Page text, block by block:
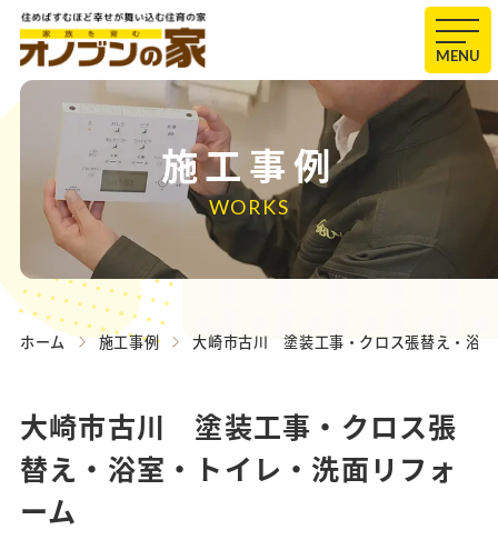
MENU
施工事例
WORKS
ホーム 施工事例 大崎市古川 塗装工事・クロス張替え・浴
大崎市古川 塗装工事・クロス張
替え・浴室・トイレ・洗面リフォ
ーム